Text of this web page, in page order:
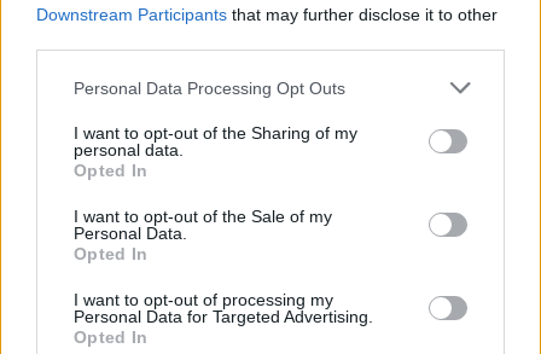
Downstream Participants that may further disclose it to other
Personal Data Processing Opt Outs
I want to opt-out of the Sharing of my
personal data.
Opted In
I want to opt-out of the Sale of my
Personal Data.
Opted In
I want to opt-out of processing my
Personal Data for Targeted Advertising.
Opted In
mert jobb választást nem tudott volna felajánlani.
Folytatás…
Kép forrása: Pinterest